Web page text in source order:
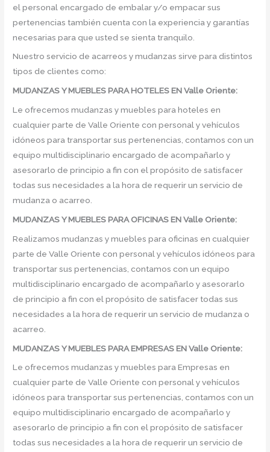
el personal encargado de embalar y/o empacar sus
pertenencias también cuenta con la experiencia y garantías
necesarias para que usted se sienta tranquilo.
Nuestro servicio de acarreos y mudanzas sirve para distintos
tipos de clientes como:
MUDANZAS Y MUEBLES PARA HOTELES EN Valle Oriente:
Le ofrecemos mudanzas y muebles para hoteles en
cualquier parte de Valle Oriente con personal y vehículos
idóneos para transportar sus pertenencias, contamos con un
equipo multidisciplinario encargado de acompañarlo y
asesorarlo de principio a fin con el propósito de satisfacer
todas sus necesidades a la hora de requerir un servicio de
mudanza o acarreo.
MUDANZAS Y MUEBLES PARA OFICINAS EN Valle Oriente:
Realizamos mudanzas y muebles para oficinas en cualquier
parte de Valle Oriente con personal y vehículos idóneos para
transportar sus pertenencias, contamos con un equipo
multidisciplinario encargado de acompañarlo y asesorarlo
de principio a fin con el propósito de satisfacer todas sus
necesidades a la hora de requerir un servicio de mudanza o
acarreo.
MUDANZAS Y MUEBLES PARA EMPRESAS EN Valle Oriente:
Le ofrecemos mudanzas y muebles para Empresas en
cualquier parte de Valle Oriente con personal y vehículos
idóneos para transportar sus pertenencias, contamos con un
equipo multidisciplinario encargado de acompañarlo y
asesorarlo de principio a fin con el propósito de satisfacer
todas sus necesidades a la hora de requerir un servicio de